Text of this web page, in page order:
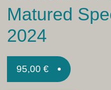
Gin
Zubehör
Termine
Matured
2024
95,00€